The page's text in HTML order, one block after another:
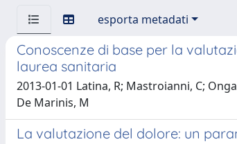
esporta metadati
Conoscenze di base per la
laurea sanitaria
2013-01-01 Latina, R; Mastroianni, C;
De Marinis, M
La valutazione del dolore: un